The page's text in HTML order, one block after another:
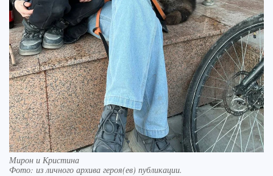
Мирон и Кристина
Фото: из личного архива героя(ев) публикации.